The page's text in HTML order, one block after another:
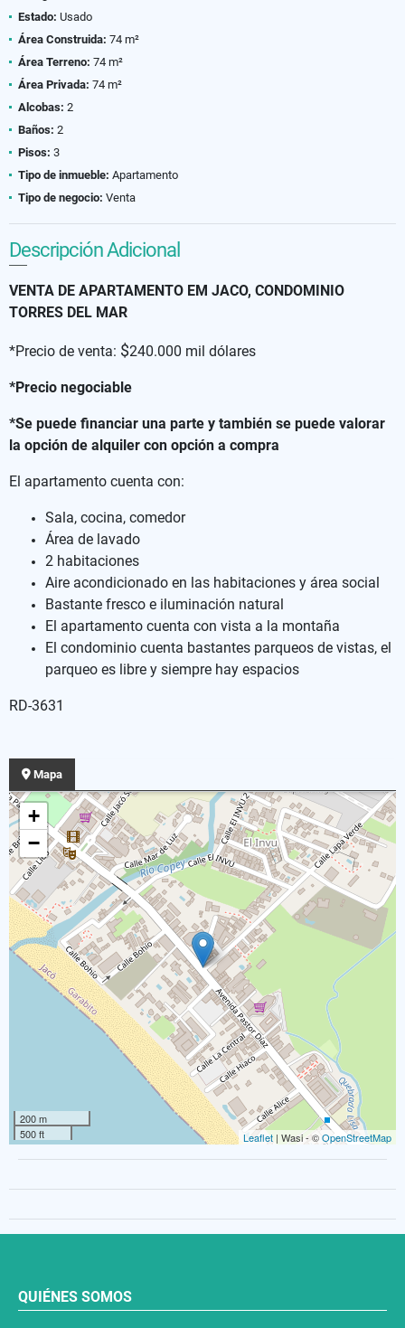
Estado: Usado
Área Construida: 74 m²
Área Terreno: 74 m²
Área Privada: 74 m²
Alcobas: 2
Baños: 2
Pisos: 3
Tipo de inmueble: Apartamento
Tipo de negocio: Venta
Descripción Adicional
VENTA DE APARTAMENTO EM JACO, CONDOMINIO
TORRES DEL MAR
*Precio de venta: $240.000 mil dólares
*Precio negociable
*Se puede financiar una parte y también se puede valorar
la opción de alquiler con opción a compra
El apartamento cuenta con:
Sala, cocina, comedor
Área de lavado
2 habitaciones
Aire acondicionado en las habitaciones y área social
Bastante fresco e iluminación natural
El apartamento cuenta con vista a la montaña
El condominio cuenta bastantes parqueos de vistas, el
parqueo es libre y siempre hay espacios
RD-3631
Mapa
+
−
200 m
500 ft
Leaflet | Wasi - ©OpenStreetMap
QUIÉNES SOMOS